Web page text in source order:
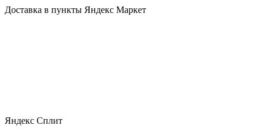
Доставка в пункты Яндекс Маркет
Яндекс Сплит